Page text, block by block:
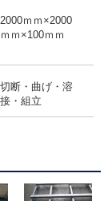
2000ｍｍ×2000
ｍｍ×100ｍｍ
切断・曲げ・溶
接・組立